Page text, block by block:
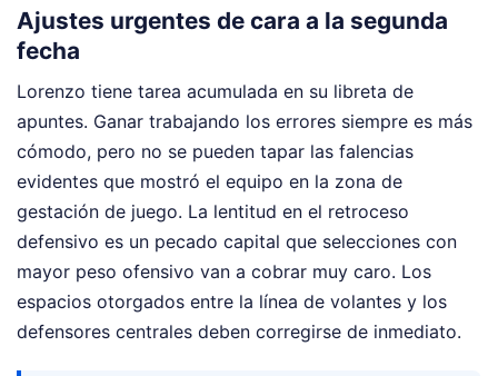
Ajustes urgentes de cara a la segunda
fecha
Lorenzo tiene tarea acumulada en su libreta de
apuntes. Ganar trabajando los errores siempre es más
cómodo, pero no se pueden tapar las falencias
evidentes que mostró el equipo en la zona de
gestación de juego. La lentitud en el retroceso
defensivo es un pecado capital que selecciones con
mayor peso ofensivo van a cobrar muy caro. Los
espacios otorgados entre la línea de volantes y los
defensores centrales deben corregirse de inmediato.